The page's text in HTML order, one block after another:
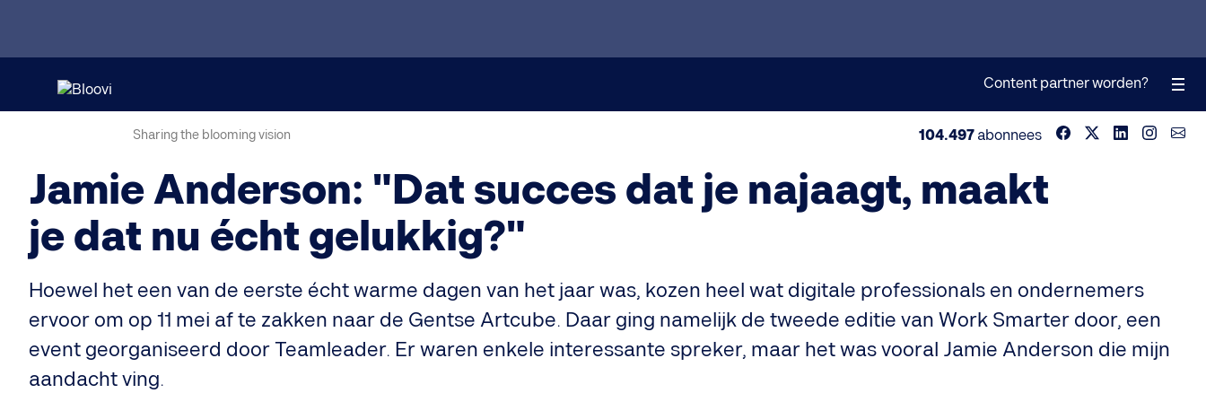
Content partner worden?
Sharing the blooming vision 104.497 abonnees
Jamie Anderson: "Dat succes dat je najaagt, maakt
je dat nu écht gelukkig?"
Hoewel het een van de eerste écht warme dagen van het jaar was, kozen heel wat digitale professionals en ondernemers
ervoor om op 11 mei af te zakken naar de Gentse Artcube. Daar ging namelijk de tweede editie van Work Smarter door, een
event georganiseerd door Teamleader. Er waren enkele interessante spreker, maar het was vooral Jamie Anderson die mijn
aandacht ving.